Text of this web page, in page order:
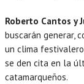
Roberto Cantos y
buscarán generar,
un clima
se den cita en la
catamarqueños.